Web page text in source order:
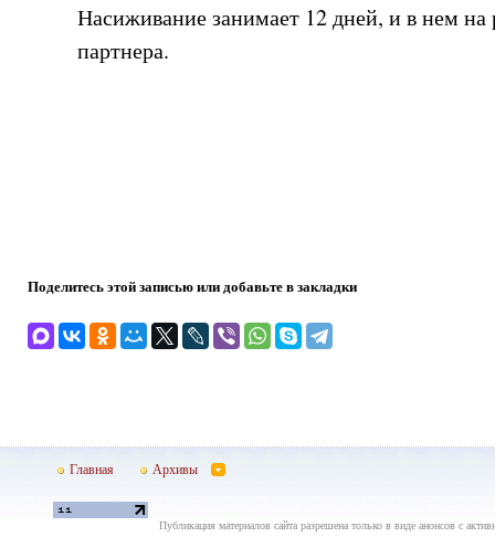
Насиживание занимает 12 дней, и в нем на
партнера.
Поделитесь этой записью или добавьте в закладки
Главная Архивы
Публикация материалов сайта разрешена только в виде анонсов с